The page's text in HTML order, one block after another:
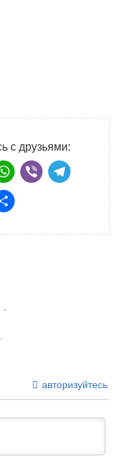
с друзьями:
WhatsApp
Отправить
авторизуйтесь